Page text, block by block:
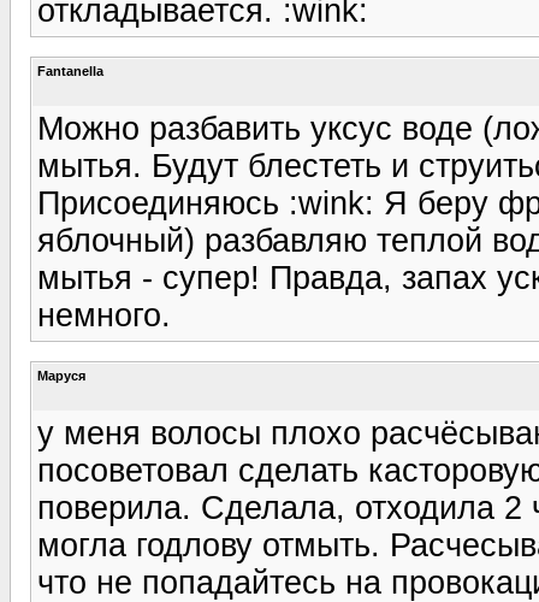
откладывается. :wink:
Fantanella
Можно разбавить уксус воде
мытья. Будут блестеть и
Присоединяюсь :wink: Я беру
яблочный) разбавляю теплой
мытья - супер! Правда, запах
немного.
Маруся
у меня волосы плохо
посоветовал сделать
поверила. Сделала, отходила
могла годлову отмыть.
что не попадайтесь на